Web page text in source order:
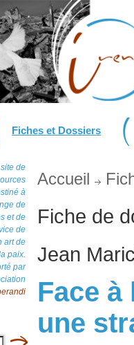
Fiches et Dossiers
de
à
de
et de
de
art de
paix.
par
Accueil
Fiche de
Jean
Face à
une